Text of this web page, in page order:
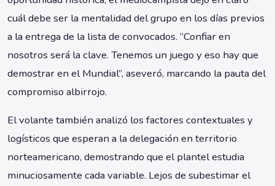
cuál debe ser la mentalidad del grupo en los días previos
a la entrega de la lista de convocados. “Confiar en
nosotros será la clave. Tenemos un juego y eso hay que
demostrar en el Mundial”, aseveró, marcando la pauta del
compromiso albirrojo.
El volante también analizó los factores contextuales y
logísticos que esperan a la delegación en territorio
norteamericano, demostrando que el plantel estudia
minuciosamente cada variable. Lejos de subestimar el